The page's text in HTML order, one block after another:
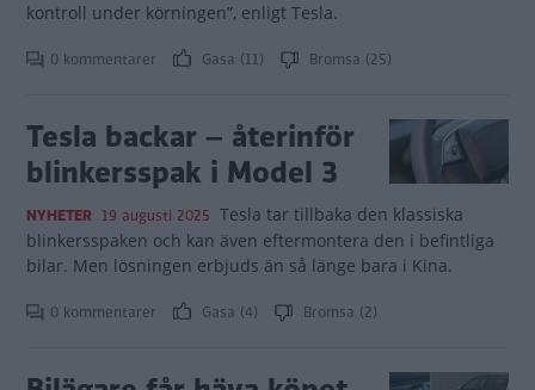
kontroll under körningen”, enligt Tesla.
0 kommentarer Gasa (11) Bromsa (25)
Tesla backar – återinför
blinkersspak i Model 3
NYHETER 19 augusti 2025 Tesla tar tillbaka den klassiska
blinkersspaken och kan även eftermontera den i befintliga
bilar. Men lösningen erbjuds än så länge bara i Kina.
0 kommentarer Gasa (4) Bromsa (2)